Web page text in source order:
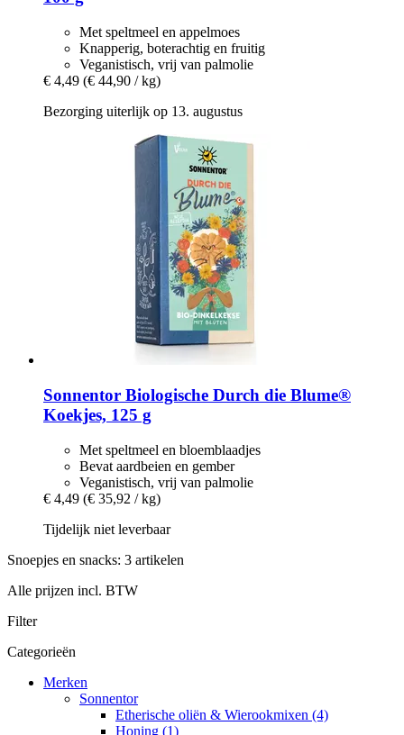
Met speltmeel en appelmoes
Knapperig, boterachtig en fruitig
Veganistisch, vrij van palmolie
€ 4,49 (€ 44,90 / kg)
Bezorging uiterlijk op 13. augustus
Sonnentor Biologische Durch die Blume®
Koekjes, 125 g
Met speltmeel en bloemblaadjes
Bevat aardbeien en gember
Veganistisch, vrij van palmolie
€ 4,49 (€ 35,92 / kg)
Tijdelijk niet leverbaar
Snoepjes en snacks: 3 artikelen
Alle prijzen incl. BTW
Filter
Categorieën
Merken
Sonnentor
Etherische oliën & Wierookmixen (4)
Honing (1)